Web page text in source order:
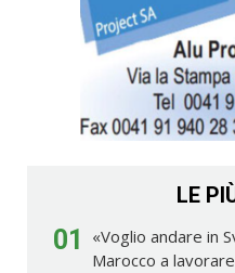
LE
01
«Voglio andare in
Marocco a